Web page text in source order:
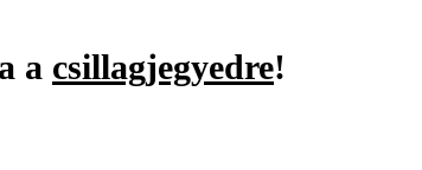
a csillagjegyedre!